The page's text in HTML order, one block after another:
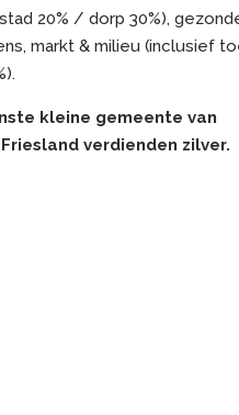
20% / dorp 30%),
markt & milieu (inclusief
kleine gemeente van
verdienden zilver.